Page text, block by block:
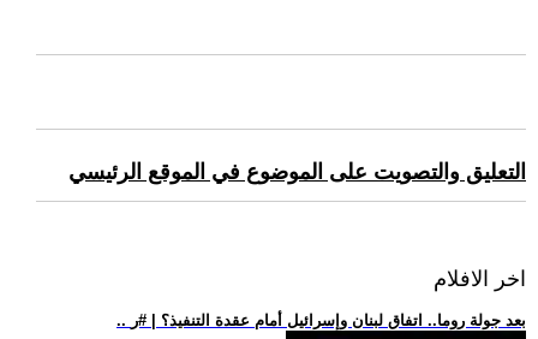
التعليق والتصويت على الموضوع في الموقع الرئيسي
اخر الافلام
.. بعد جولة روما.. اتفاق لبنان وإسرائيل أمام عقدة التنفيذ؟ | #ر